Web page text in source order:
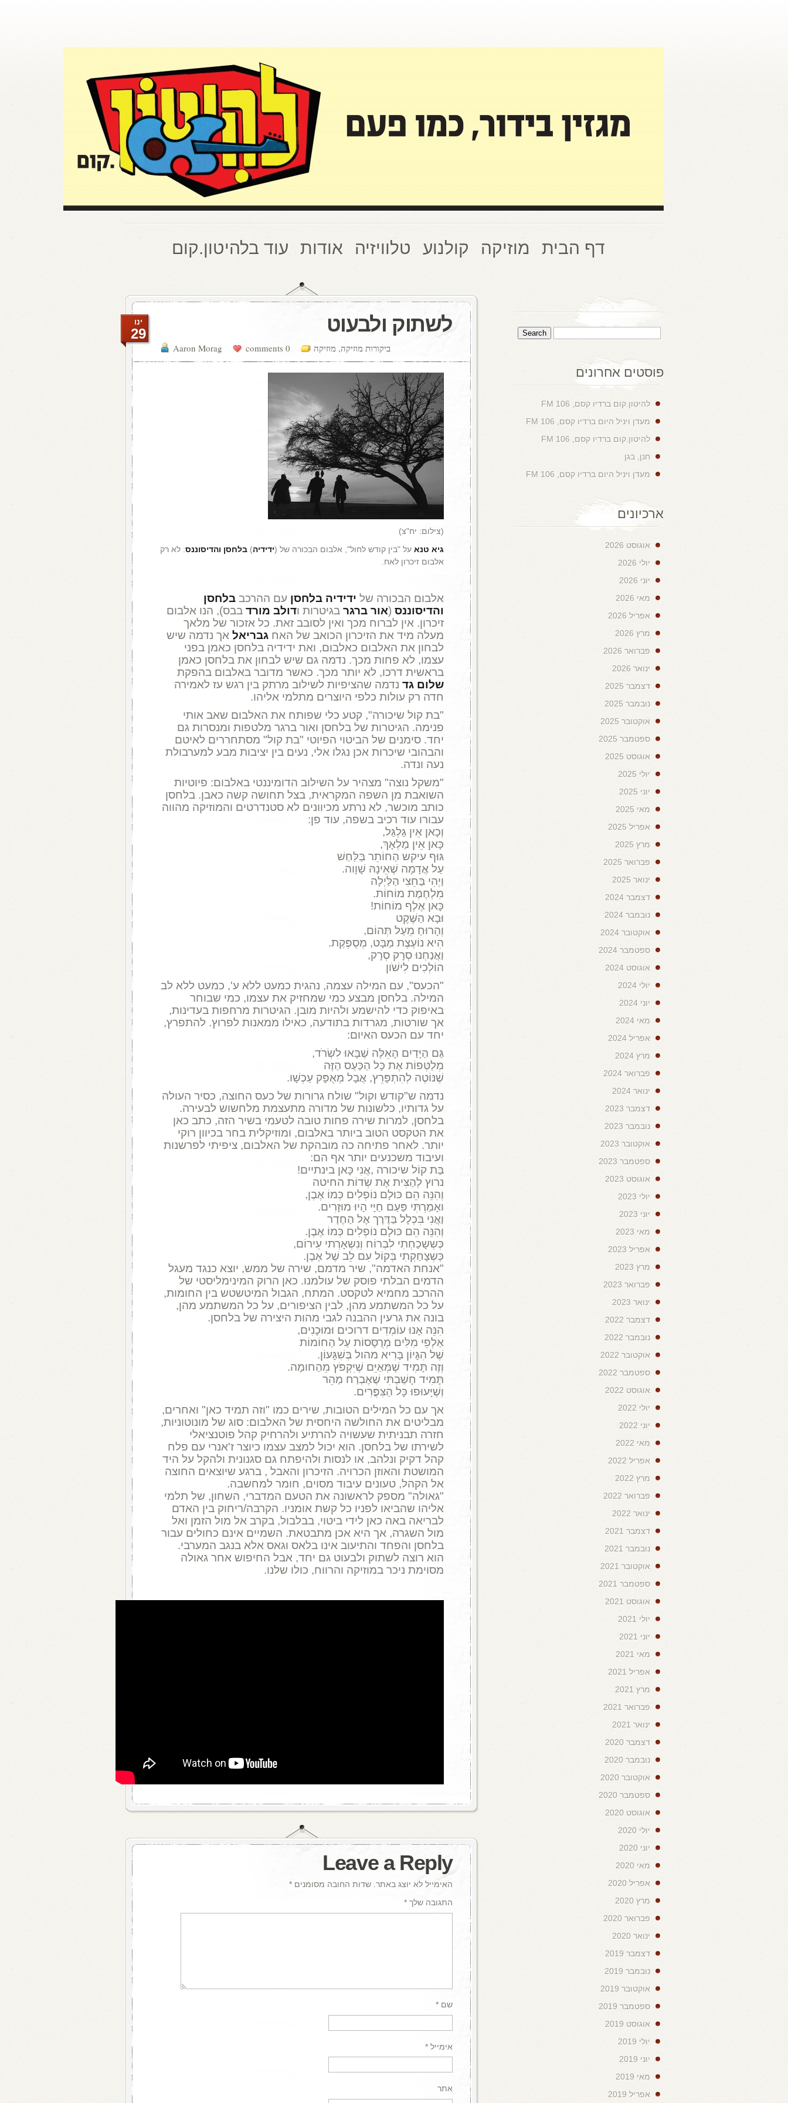
דף הבית מוזיקה קולנוע טלוויזיה אודות עוד בלהיטון.קום
לשתוק ולבעוט
Aaron Morag 0 comments ביקורות מוזיקה, מוזיקה
ינו
29
(צילום: יח"צ)
גיא טנא על "בין קודש לחול", אלבום הבכורה של (ידידיה) בלחסן והדיסוננס: לא רק
אלבום זיכרון לאח.
אלבום הבכורה של ידידיה בלחסן עם ההרכב בלחסן
והדיסוננס (אור ברגר בגיטרות ודולב מורד בבס), הנו אלבום
זיכרון. אין לברוח מכך ואין לסובב זאת. כל אזכור של מלאך
מעלה מיד את הזיכרון הכואב של האח גבריאל אך נדמה שיש
לבחון את האלבום כאלבום, ואת ידידיה בלחסן כאמן בפני
עצמו, לא פחות מכך. נדמה גם שיש לבחון את בלחסן כאמן
בראשית דרכו, לא יותר מכך. כאשר מדובר באלבום בהפקת
שלום גד נדמה שהציפיות לשילוב מרתק בין רגש עז לאמירה
חדה רק עולות כלפי היוצרים מתלמי אליהו.
"בת קול שיכורה", קטע כלי שפותח את האלבום שאב אותי
פנימה. הגיטרות של בלחסן ואור ברגר מלטפות ומנסרות גם
יחד. סימנים של הביטוי הפיוטי "בת קול" מסתחררים לאיטם
והבהובי שיכרות אכן נגלו אלי, נעים בין יציבות מבע למערבולת
נעה ונדה.
"משקל נוצה" מצהיר על השילוב הדומיננטי באלבום: פיוטיות
השואבת מן השפה המקראית, בצל תחושה קשה כאבן. בלחסן
כותב מוכשר, לא נרתע מכיוונים לא סטנדרטים והמוזיקה מהווה
עבורו עוד רכיב בשפה, עוד פן:
וְכָאן אֵין גַּלְגַּל,
כָּאן אֵין מַלְאָךְ,
גּוּף עיקש הַחוֹתֵר בַּלַּחַשׁ
עַל אֲדָמָה שֶׁאֵינָהּ שָׁוָוה.
וַיְהִי בַּחֵצִי הַלַּיְלָה
מִלְחֶמֶת מוֹחוֹת.
כָּאן אֶלֶף מוֹחוֹת!
וּבָא הַשֶּׁקֶט
וְהָרוּחַ מֵעַל תְּהוֹם,
הִיא נוֹעֶצֶת מַבָּט, מְסֻפֶּקֶת.
וַאֲנַחְנוּ סְרָק סְרָק,
הוֹלְכִים לִישֹׁון
"הכעס", עם המילה עצמה, נהגית כמעט ללא ע', כמעט ללא לב
המילה. בלחסן מבצע כמי שמחזיק את עצמו, כמי שבוחר
באיפוק כדי להישמע ולהיות מובן. הגיטרות מרחפות בעדינות,
אך שורטות, מגרדות בתודעה, כאילו ממאנות לפרוץ. להתפרץ,
יחד עם הכעס האיום:
גַּם הַיָּדַיִם הָאֵלֶּה שֶׁבָּאוּ לִשְׂרֹד,
מְלַטְּפוֹת אֶת כָּל הַכַּעַס הַזֶּה
שֶׁנּוֹטֶה לְהִתְפָּרֵץ, אֲבָל מְאֻפָּק עַכְשָׁו.
נדמה ש"קודש וקול" שולח גרורות של כעס החוצה, כסיר העולה
על גדותיו, כלשונות של מדורה מתעצמת מלחשוש לבעירה.
בלחסן, למרות שירה פחות טובה לטעמי בשיר הזה, כתב כאן
את הטקסט הטוב ביותר באלבום, ומוזיקלית בחר בכיוון רוקי
יותר. לאחר פתיחה כה מובהקת של האלבום, ציפיתי לפרשנות
ועיבוד משכנעים יותר אף הם:
בַּת קוֹל שיכורה ,אֲנִי כָּאן בינתיים!
נרוץ לְהַצִּית אֶת שְׂדוֹת החיטה
וְהִנֵּה הֵם כּוּלָם נוֹפְלִים כְּמוֹ אֶבֶן,
ואָמַרְתִּי פַּעַם חַיָּי הָיוּ מוּזָרִים.
וַאֲנִי בִּכְלָל בַּדֶּרֶך אֶל הַחֶדֶר
וְהִנֵּה הֵם כּוּלָם נוֹפְלִים כְּמוֹ אֶבֶן.
כְּשְשָכַחְתִי לִבְרוֹח וְנִשְאָרְתי עֵירוֹם,
כְּשְצָחַקְתִי בְּקוֹל עִם לֵב שֶׁל אֶבֶן.
"אנחת האדמה", שיר מדמם, שירה של ממש, יוצא כנגד מעגל
הדמים הבלתי פוסק של עולמנו. כאן הרוק המינימליסטי של
ההרכב מחמיא לטקסט. המתח, הגבול המיטשטש בין החומות,
על כל המשתמע מהן, לבין הציפורים, על כל המשתמע מהן,
בונה את גרעין ההבנה לגבי מהות היצירה של בלחסן.
הִנֵּה אָנוּ עוֹמְדִים דרוכים וּמוּכָנִים,
אַלְפֵי מִלִּים מְרֻסָּסוֹת עַל הַחוֹמוֹת
שֶׁל הִגָּיוֹן בָּרִיא מהול בְּשִׁגָּעוֹן.
וְזֶה תָּמִיד שֶׁמְּאַיֵּם שֶׁיִּקְפֹּץ מֵהַחומָה.
תָּמִיד חָשַׁבְתִּי שֶׁאֶבְרַח מַהֵר
וְשֶׁיָּעוּפוּ כָּל הַצִּפֳּרִים.
אך עם כל המילים הטובות, שירים כמו "וזה תמיד כאן" ואחרים,
מבליטים את החולשה היחסית של האלבום: סוג של מונוטוניות,
חזרה תבניתית שעשויה להרתיע ולהרחיק קהל פוטנציאלי
לשירתו של בלחסן. הוא יכול למצב עצמו כיוצר ז'אנרי עם פלח
קהל דקיק ונלהב, או לנסות ולהיפתח גם סגנונית ולהקל על היד
המושטת והאוזן הכרויה. הזיכרון והאבל , ברגע שיוצאים החוצה
אל הקהל, טעונים עיבוד מסוים, חומר למחשבה.
"גאולה" מספק לראשונה את הטעם המדברי, השחון, של תלמי
אליהו שהביאו לפניו כל קשת אומניו. הקרבה/ריחוק בין האדם
לבריאה באה כאן לידי ביטוי, בבלבול, בקרב אל מול הזמן ואל
מול השגרה, אך היא אכן מתבטאת. השמיים אינם כחולים עבור
בלחסן והפחד והתיעוב אינו בלאס וגאס אלא בנגב המערבי.
הוא רוצה לשתוק ולבעוט גם יחד, אבל החיפוש אחר גאולה
מסוימת ניכר במוזיקה והרווח, כולו שלנו.
Leave a Reply
האימייל לא יוצג באתר. שדות החובה מסומנים *
התגובה שלך *
שם *
אימייל *
אתר
פוסטים אחרונים
להיטון.קום ברדיו קסם, 106 FM
מעדן ויניל היום ברדיו קסם, 106 FM
להיטון.קום ברדיו קסם, 106 FM
חנן, בגן
מעדן ויניל היום ברדיו קסם, 106 FM
ארכיונים
אוגוסט 2026
יולי 2026
יוני 2026
מאי 2026
אפריל 2026
מרץ 2026
פברואר 2026
ינואר 2026
דצמבר 2025
נובמבר 2025
אוקטובר 2025
ספטמבר 2025
אוגוסט 2025
יולי 2025
יוני 2025
מאי 2025
אפריל 2025
מרץ 2025
פברואר 2025
ינואר 2025
דצמבר 2024
נובמבר 2024
אוקטובר 2024
ספטמבר 2024
אוגוסט 2024
יולי 2024
יוני 2024
מאי 2024
אפריל 2024
מרץ 2024
פברואר 2024
ינואר 2024
דצמבר 2023
נובמבר 2023
אוקטובר 2023
ספטמבר 2023
אוגוסט 2023
יולי 2023
יוני 2023
מאי 2023
אפריל 2023
מרץ 2023
פברואר 2023
ינואר 2023
דצמבר 2022
נובמבר 2022
אוקטובר 2022
ספטמבר 2022
אוגוסט 2022
יולי 2022
יוני 2022
מאי 2022
אפריל 2022
מרץ 2022
פברואר 2022
ינואר 2022
דצמבר 2021
נובמבר 2021
אוקטובר 2021
ספטמבר 2021
אוגוסט 2021
יולי 2021
יוני 2021
מאי 2021
אפריל 2021
מרץ 2021
פברואר 2021
ינואר 2021
דצמבר 2020
נובמבר 2020
אוקטובר 2020
ספטמבר 2020
אוגוסט 2020
יולי 2020
יוני 2020
מאי 2020
אפריל 2020
מרץ 2020
פברואר 2020
ינואר 2020
דצמבר 2019
נובמבר 2019
אוקטובר 2019
ספטמבר 2019
אוגוסט 2019
יולי 2019
יוני 2019
מאי 2019
אפריל 2019